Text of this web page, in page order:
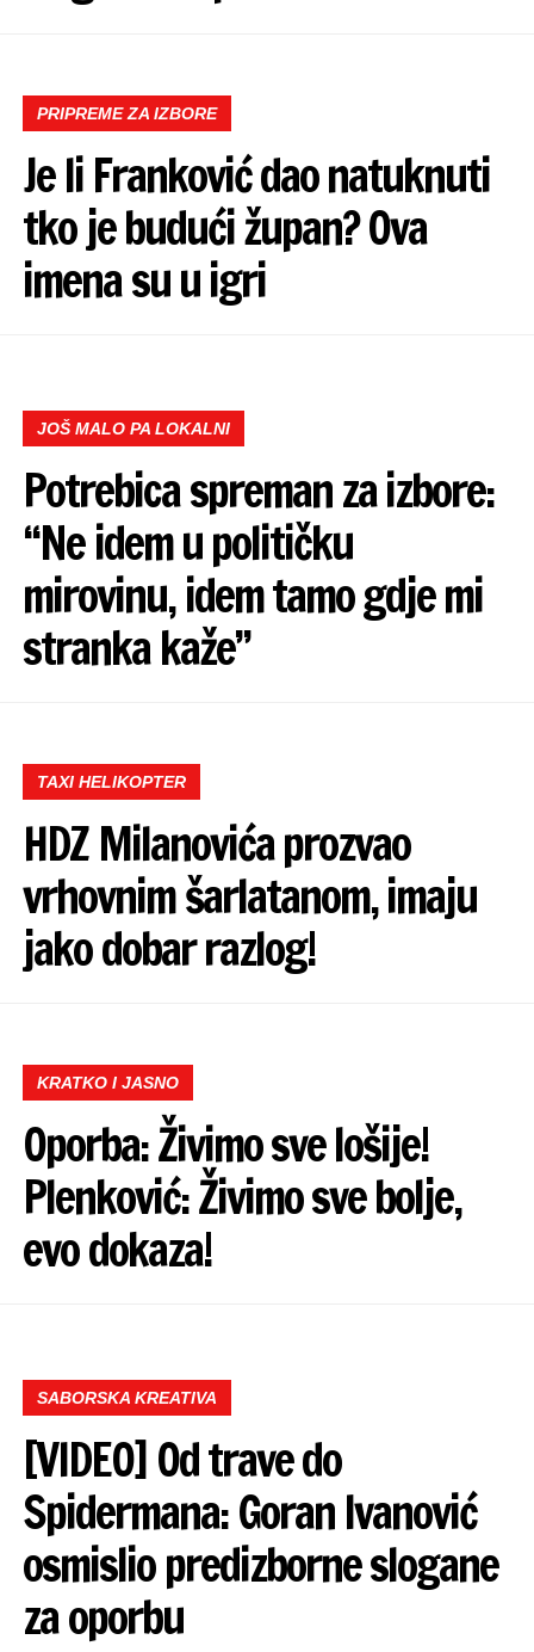
PRIPREME ZA IZBORE
Je li Franković dao natuknuti
tko je budući župan? Ova
imena su u igri
JOŠ MALO PA LOKALNI
Potrebica spreman za izbore:
“Ne idem u političku
mirovinu, idem tamo gdje mi
stranka kaže”
TAXI HELIKOPTER
HDZ Milanovića prozvao
vrhovnim šarlatanom, imaju
jako dobar razlog!
KRATKO I JASNO
Oporba: Živimo sve lošije!
Plenković: Živimo sve bolje,
evo dokaza!
SABORSKA KREATIVA
[VIDEO] Od trave do
Spidermana: Goran Ivanović
osmislio predizborne slogane
za oporbu